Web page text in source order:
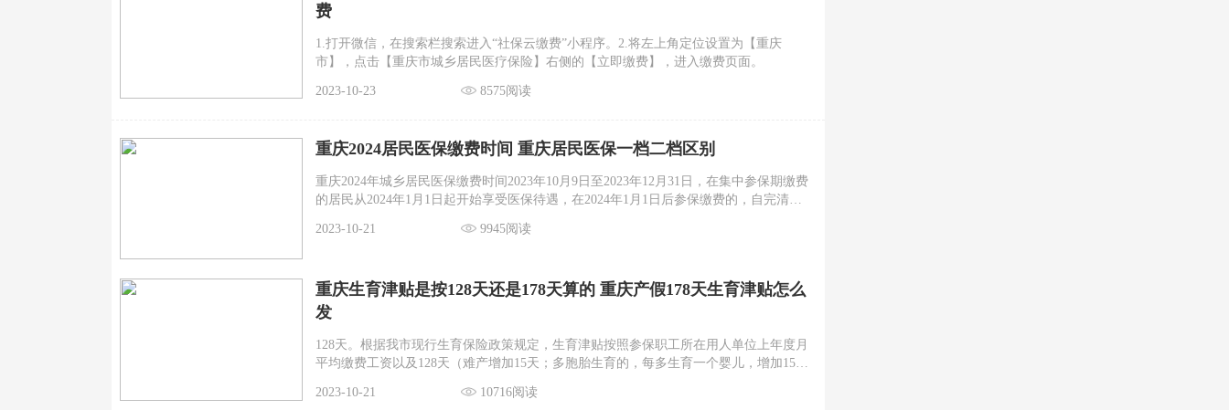
费
1.打开微信，在搜索栏搜索进入“社保云缴费”小程序。2.将左上角定位设置为【重庆
市】，点击【重庆市城乡居民医疗保险】右侧的【立即缴费】，进入缴费页面。
2023-10-23 8575阅读
重庆2024居民医保缴费时间 重庆居民医保一档二档区别
重庆2024年城乡居民医保缴费时间2023年10月9日至2023年12月31日，在集中参保期缴费
的居民从2024年1月1日起开始享受医保待遇，在2024年1月1日后参保缴费的，自完清费
2023-10-21
9945阅读
重庆生育津贴是按128天还是178天算的 重庆产假178天生育津贴怎么
发
128天。根据我市现行生育保险政策规定，生育津贴按照参保职工所在用人单位上年度月
平均缴费工资以及128天（难产增加15天；多胞胎生育的，每多生育一个婴儿，增加15
2023-10-21
10716阅读